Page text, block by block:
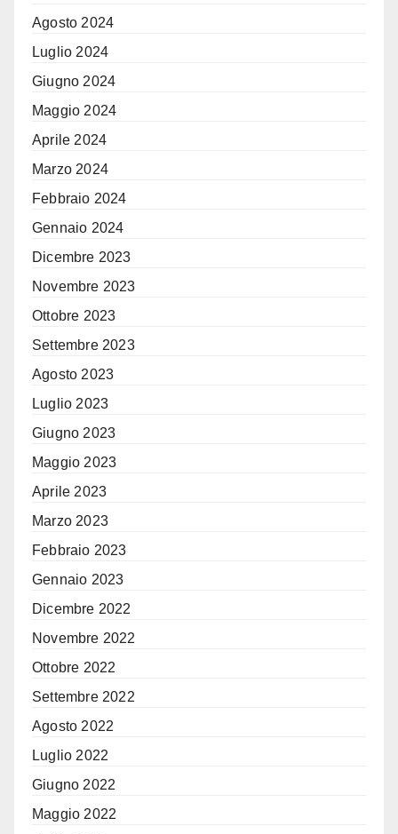
Agosto 2024
Luglio 2024
Giugno 2024
Maggio 2024
Aprile 2024
Marzo 2024
Febbraio 2024
Gennaio 2024
Dicembre 2023
Novembre 2023
Ottobre 2023
Settembre 2023
Agosto 2023
Luglio 2023
Giugno 2023
Maggio 2023
Aprile 2023
Marzo 2023
Febbraio 2023
Gennaio 2023
Dicembre 2022
Novembre 2022
Ottobre 2022
Settembre 2022
Agosto 2022
Luglio 2022
Giugno 2022
Maggio 2022